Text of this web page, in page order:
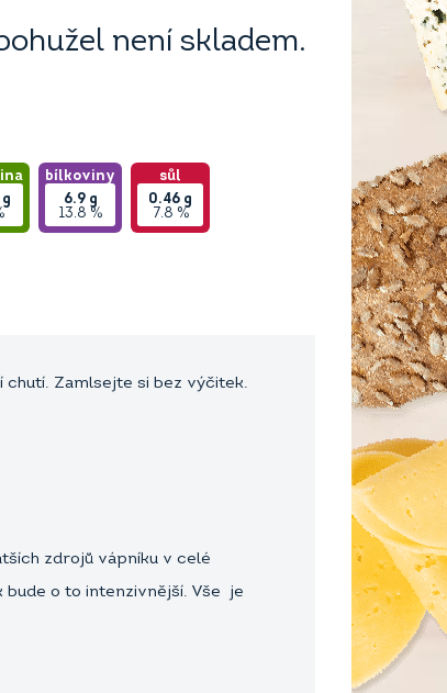
není skladem.
g
bílkoviny
6.9 g
13.8 %
sůl
0.46 g
7.8 %
chutí. Zamlsejte si bez výčitek.
zdrojů vápníku v celé
o to intenzivnější. Vše je